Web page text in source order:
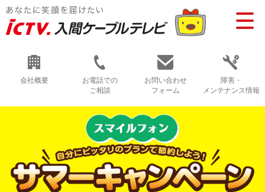
会社概要
お電話での
ご相談
お問い合わせ
フォーム
障害・
メンテナンス情報